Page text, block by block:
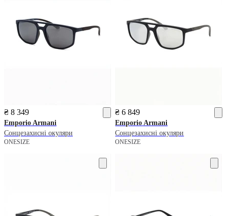
₴ 8 349
Emporio Armani
Сонцезахисні окуляри
ONESIZE
₴ 6 849
Emporio Armani
Сонцезахисні окуляри
ONESIZE